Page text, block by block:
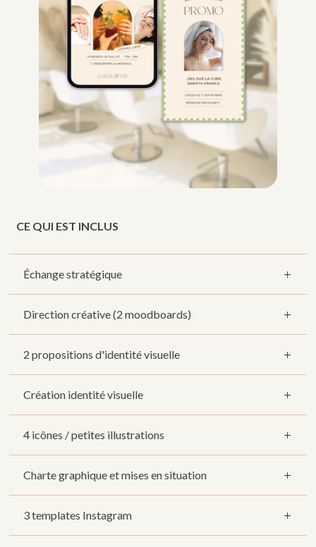
CE QUI EST INCLUS
Échange stratégique
Direction créative (2 moodboards)
2 propositions d'identité visuelle
Création identité visuelle
4 icônes / petites illustrations
Charte graphique et mises en situation
3 templates Instagram